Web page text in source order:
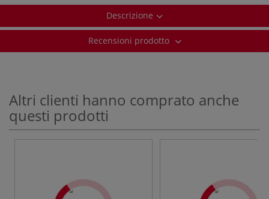
Descrizione
Recensioni prodotto
Altri clienti hanno comprato anche
questi prodotti